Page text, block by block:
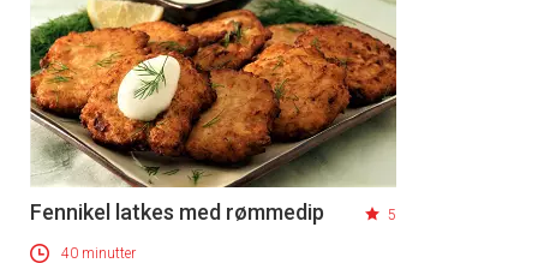
Fennikel latkes med rømmedip 5
40 minutter